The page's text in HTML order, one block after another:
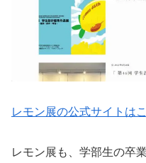
レモン展の公式サイトは
レモン展も、学部生の卒